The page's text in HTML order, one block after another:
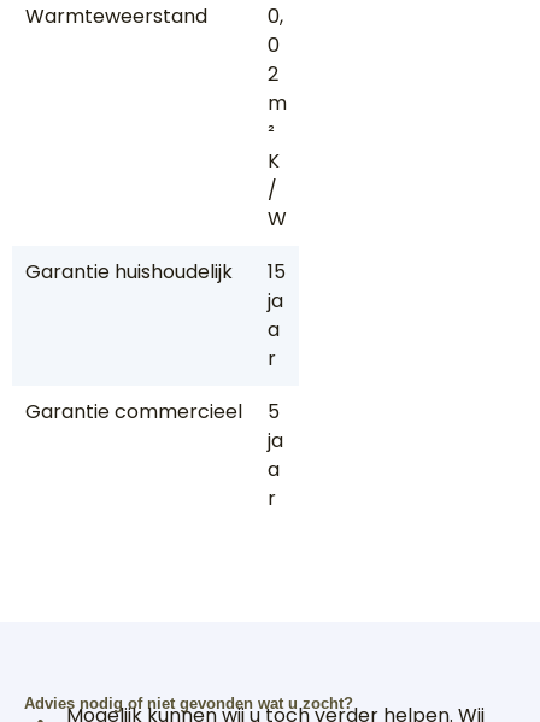
Warmteweerstand
0,
0
2
m
²
K
/
W
Garantie huishoudelijk
15
ja
a
r
Garantie commercieel
5
ja
a
r
Advies nodig of niet gevonden wat u zocht?
Mogelijk kunnen wij u toch verder helpen. Wij